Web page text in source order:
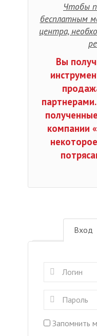
Чтобы
бесплатным
центра,
Вы
компании
Вход
Запомнить